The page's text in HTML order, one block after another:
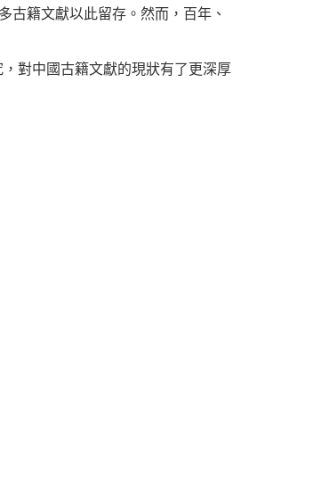
古籍文獻以此留存。然而，百年、
對中國古籍文獻的現狀有了更深厚